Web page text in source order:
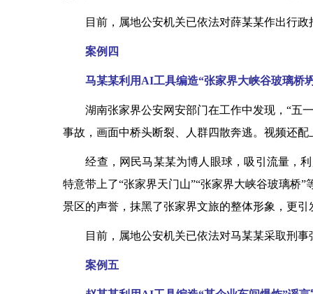
目前，属地公安机关已依法对薛某某作出行政
案例四
马某某利用AI工具编造“张家界大峡谷玻璃桥
湖南张家界公安网安部门在工作中发现，“五一
事故，画面中桥头断裂、人群四散奔逃。视频还
经查，网民马某某为博人眼球，吸引流量，利
特意带上了“张家界天门山”“张家界大峡谷玻璃桥
景区的声誉，抹黑了张家界文旅的整体形象，更
目前，属地公安机关已依法对马某某采取刑事
案例五